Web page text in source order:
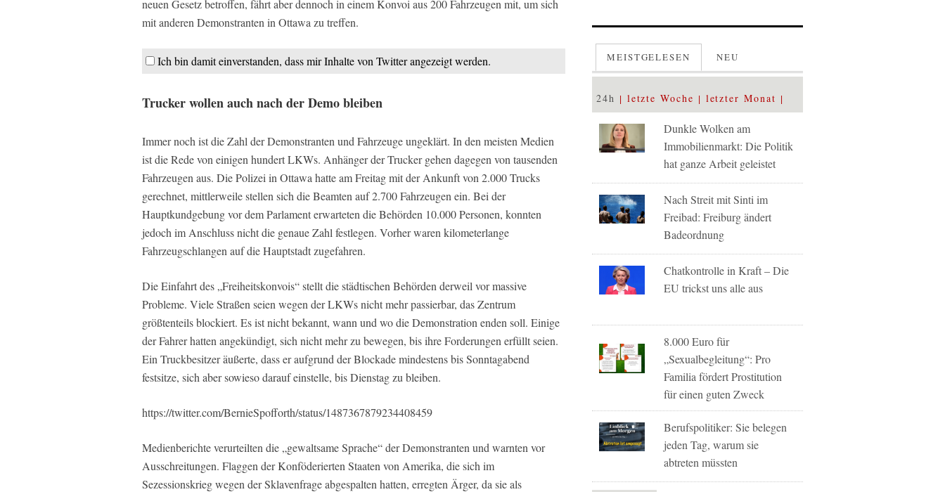
neuen Gesetz betroffen, fährt aber dennoch in einem Konvoi aus 200 Fahrzeugen mit, um sich
mit anderen Demonstranten in Ottawa zu treffen.
Ich bin damit einverstanden, dass mir Inhalte von Twitter angezeigt werden.
Trucker wollen auch nach der Demo bleiben
Immer noch ist die Zahl der Demonstranten und Fahrzeuge ungeklärt. In den meisten Medien
ist die Rede von einigen hundert LKWs. Anhänger der Trucker gehen dagegen von tausenden
Fahrzeugen aus. Die Polizei in Ottawa hatte am Freitag mit der Ankunft von 2.000 Trucks
gerechnet, mittlerweile stellen sich die Beamten auf 2.700 Fahrzeugen ein. Bei der
Hauptkundgebung vor dem Parlament erwarteten die Behörden 10.000 Personen, konnten
jedoch im Anschluss nicht die genaue Zahl festlegen. Vorher waren kilometerlange
Fahrzeugschlangen auf die Hauptstadt zugefahren.
Die Einfahrt des „Freiheitskonvois“ stellt die städtischen Behörden derweil vor massive
Probleme. Viele Straßen seien wegen der LKWs nicht mehr passierbar, das Zentrum
größtenteils blockiert. Es ist nicht bekannt, wann und wo die Demonstration enden soll. Einige
der Fahrer hatten angekündigt, sich nicht mehr zu bewegen, bis ihre Forderungen erfüllt seien.
Ein Truckbesitzer äußerte, dass er aufgrund der Blockade mindestens bis Sonntagabend
festsitze, sich aber sowieso darauf einstelle, bis Dienstag zu bleiben.
https://twitter.com/BernieSpofforth/status/1487367879234408459
Medienberichte verurteilten die „gewaltsame Sprache“ der Demonstranten und warnten vor
Ausschreitungen. Flaggen der Konföderierten Staaten von Amerika, die sich im
Sezessionskrieg wegen der Sklavenfrage abgespalten hatten, erregten Ärger, da sie als
MEISTGELESEN NEU
24h letzte Woche letzter Monat
Dunkle Wolken am
Immobilienmarkt: Die Politik
hat ganze Arbeit geleistet
Nach Streit mit Sinti im
Freibad: Freiburg ändert
Badeordnung
Chatkontrolle in Kraft – Die
EU trickst uns alle aus
8.000 Euro für
„Sexualbegleitung“: Pro
Familia fördert Prostitution
für einen guten Zweck
Berufspolitiker: Sie belegen
jeden Tag, warum sie
abtreten müssten